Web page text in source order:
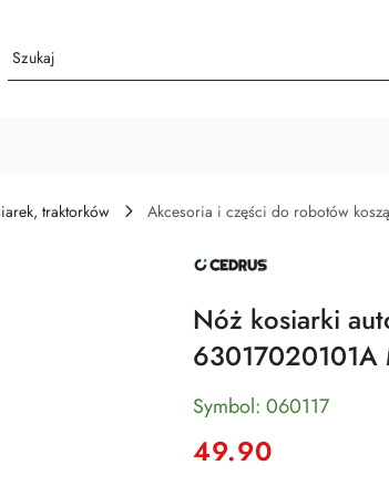
traktorków Akcesoria i części do robotów
PRODUCENTA:
Nóż kosiarki
Symbol: 060117
cena:
49.90